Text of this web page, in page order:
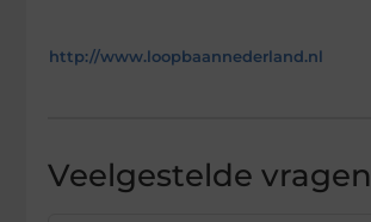
http://www.loopbaannederland.nl
Veelgestelde vragen